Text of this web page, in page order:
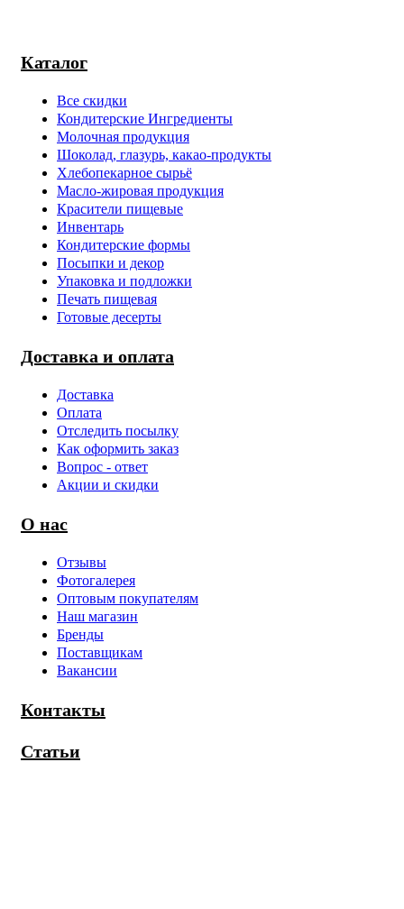
Каталог
Все скидки
Кондитерские Ингредиенты
Молочная продукция
Шоколад, глазурь, какао-продукты
Хлебопекарное сырьё
Масло-жировая продукция
Красители пищевые
Инвентарь
Кондитерские формы
Посыпки и декор
Упаковка и подложки
Печать пищевая
Готовые десерты
Доставка и оплата
Доставка
Оплата
Отследить посылку
Как оформить заказ
Вопрос - ответ
Акции и скидки
О нас
Отзывы
Фотогалерея
Оптовым покупателям
Наш магазин
Бренды
Поставщикам
Вакансии
Контакты
Статьи